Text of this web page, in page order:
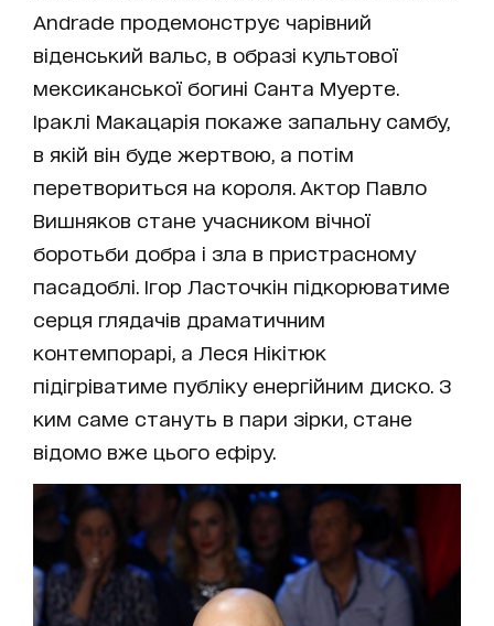
Andrade продемонструє чарівний
віденський вальс, в образі культової
мексиканської богині Санта Муерте.
Іраклі Макацарія покаже запальну самбу,
в якій він буде жертвою, а потім
перетвориться на короля. Актор Павло
Вишняков стане учасником вічної
боротьби добра і зла в пристрасному
пасадоблі. Ігор Ласточкін підкорюватиме
серця глядачів драматичним
контемпорарі, а Леся Нікітюк
підігріватиме публіку енергійним диско. З
ким саме стануть в пари зірки, стане
відомо вже цього ефіру.